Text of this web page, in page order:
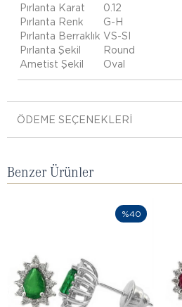
Pırlanta Karat
0.12
Pırlanta Renk
G-H
Pırlanta Berraklık VS-SI
Pırlanta Şekil
Round
Ametist Şekil
Oval
ÖDEME SEÇENEKLERI
Benzer Ürünler
%40